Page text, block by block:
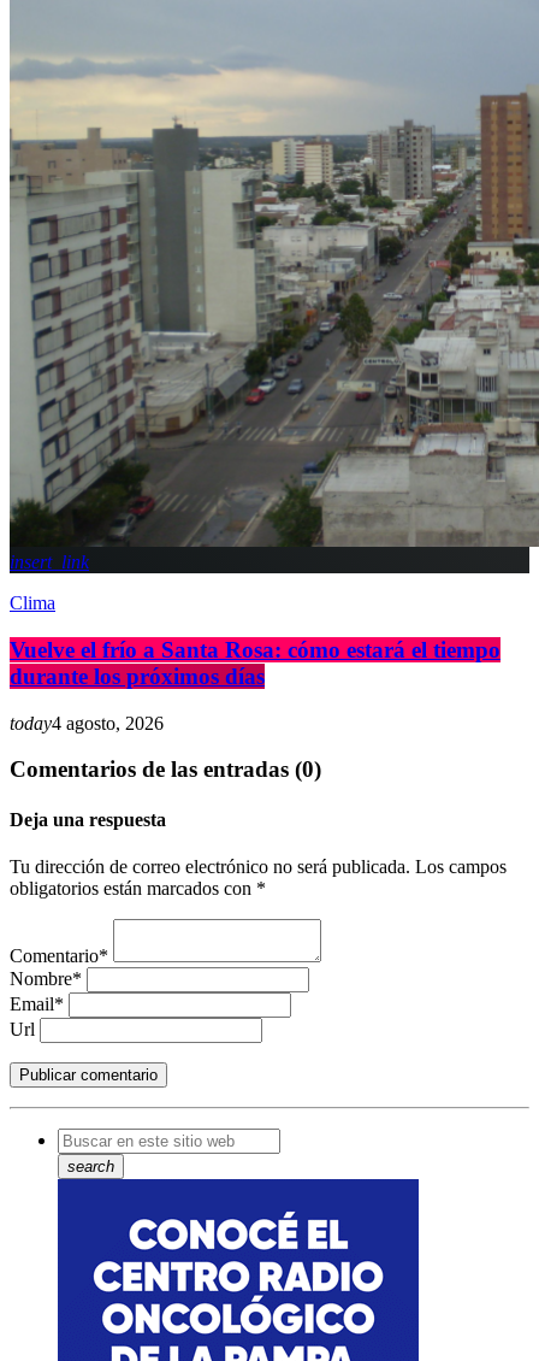
insert_link
Clima
Vuelve el frío a Santa Rosa: cómo estará el tiempo
durante los próximos días
today4 agosto, 2026
Comentarios de las entradas (0)
Deja una respuesta
Tu dirección de correo electrónico no será publicada. Los campos
obligatorios están marcados con *
Comentario*
Nombre*
Email*
Url
search